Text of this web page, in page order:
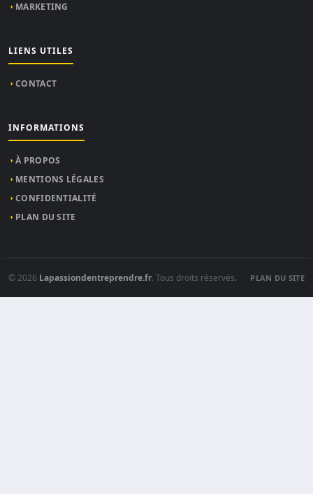
MARKETING
LIENS UTILES
CONTACT
INFORMATIONS
À PROPOS
MENTIONS LÉGALES
CONFIDENTIALITÉ
PLAN DU SITE
© 2026 Lapassiondentreprendre.fr. Tous droits réservés. PLAN DU SITE